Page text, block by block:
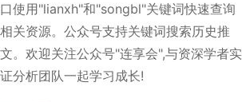
口使用"lianxh"和"songbl"关键词快速查询
相关资源。公众号支持关键词搜索历史推
文。欢迎关注公众号"连享会",与资深学者实
证分析团队一起学习成长!